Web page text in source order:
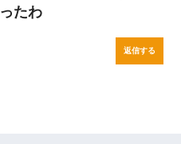
たわ
返信する